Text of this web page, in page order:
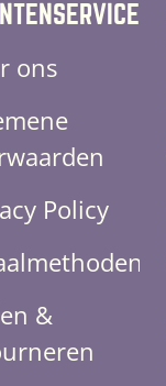
ons
Policy
&